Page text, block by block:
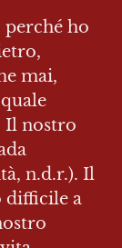
perché ho
mai,
Il nostro
n.d.r.). Il
difficile a